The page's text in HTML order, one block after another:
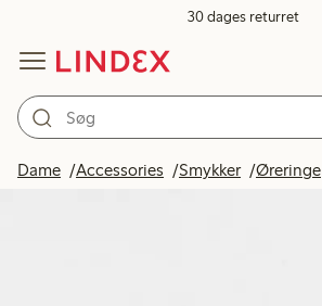
30 dages returret
Dame Accessories Smykker Øreringe